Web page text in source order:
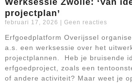
Werksessie Zwolle: ‘Van
projectplan’
februari 17, 2026 Geen reacties
Erfgoedplatform Overijssel
a.s. een werksessie over het
projectplannen. Heb je bruisende
erfgoedproject, zoals een
of andere activiteit? Maar weet je